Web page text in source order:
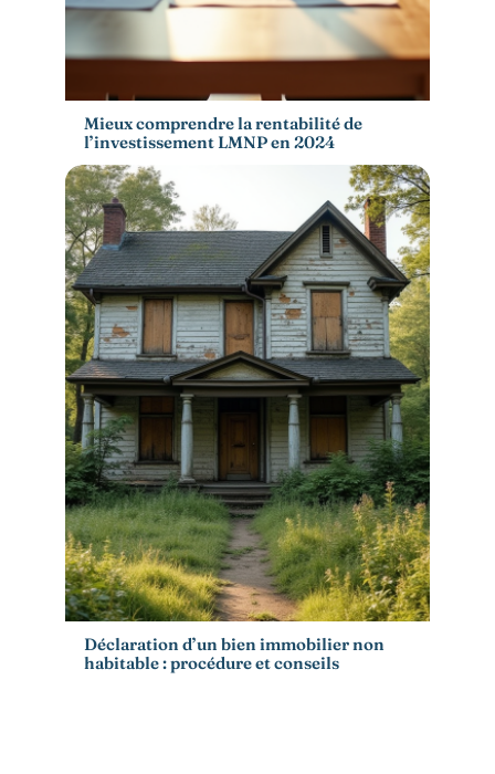
Mieux comprendre la rentabilité de
l’investissement LMNP en 2024
Déclaration d’un bien immobilier non
habitable : procédure et conseils